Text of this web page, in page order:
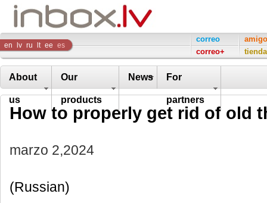
Inbox
Company
en lv ru lt ee es
correo
correo+
tienda
About
us
Our
products
News For
partners
How to properly get rid of old
marzo 2,2024
(Russian)